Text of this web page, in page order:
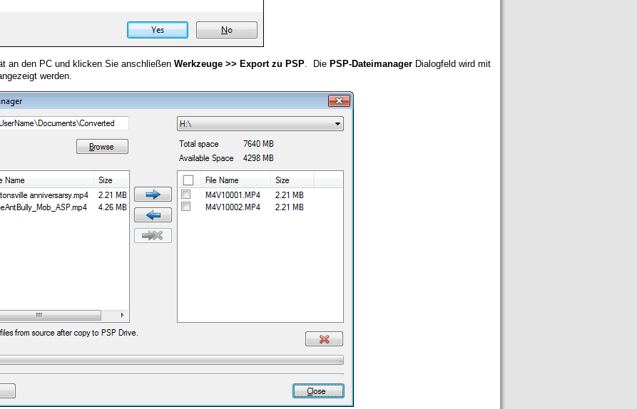
an den PC und klicken Sie anschließen Werkzeuge >> Export zu PSP . Die PSP-Dateimanager Dialogfeld wird mit
werden.